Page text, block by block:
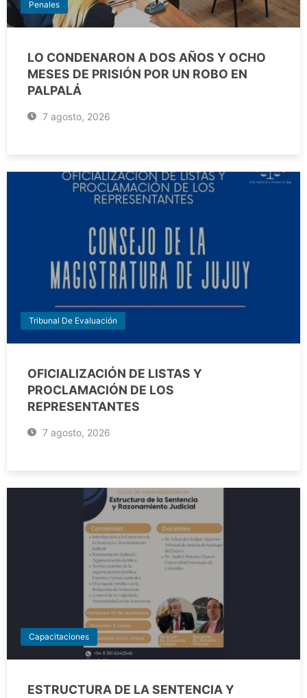
Penales
LO CONDENARON A DOS AÑOS Y OCHO
MESES DE PRISIÓN POR UN ROBO EN
PALPALÁ
7 agosto, 2026
Tribunal De Evaluación
OFICIALIZACIÓN DE LISTAS Y
PROCLAMACIÓN DE LOS
REPRESENTANTES
7 agosto, 2026
Capacitaciones
ESTRUCTURA DE LA SENTENCIA Y